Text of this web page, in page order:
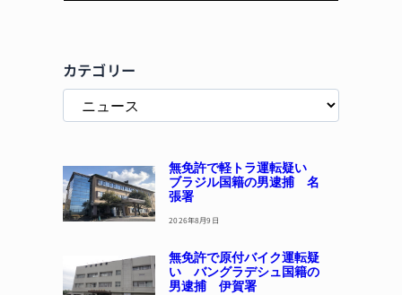
カテゴリー
無免許で軽トラ運転疑い
ブラジル国籍の男逮捕 名
張署
2026年8月9日
無免許で原付バイク運転疑
い バングラデシュ国籍の
男逮捕 伊賀署